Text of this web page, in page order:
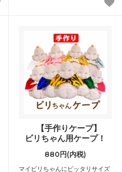
【手作りケープ】
ビリちゃん用ケープ！
880円(内税)
マイビリちゃんにピッタリサイズ